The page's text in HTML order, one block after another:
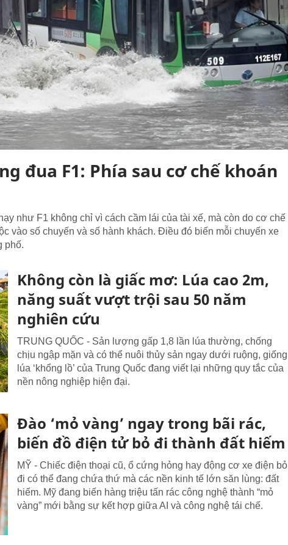
đua F1: Phía sau cơ chế khoán
như F1 không chỉ vì cách cầm lái của tài xế, mà còn do cơ chế
vào số chuyến và số hành khách. Điều đó biến mỗi chuyến xe
phố.
Không còn là giấc mơ: Lúa cao 2m,
năng suất vượt trội sau 50 năm
nghiên cứu
TRUNG QUỐC - Sản lượng gấp 1,8 lần lúa thường, chống
chịu ngập mặn và có thể nuôi thủy sản ngay dưới ruộng, giống
lúa ‘khổng lồ’ của Trung Quốc đang viết lại những quy tắc của
nền nông nghiệp hiện đại.
Đào ‘mỏ vàng’ ngay trong bãi rác,
biến đồ điện tử bỏ đi thành đất hiếm
MỸ - Chiếc điện thoại cũ, ổ cứng hỏng hay động cơ xe điện bỏ
đi có thể đang chứa thứ mà các nền kinh tế lớn săn lùng: đất
hiếm. Mỹ đang biến hàng triệu tấn rác công nghệ thành “mỏ
vàng” mới bằng sự kết hợp giữa AI và công nghệ tái chế.